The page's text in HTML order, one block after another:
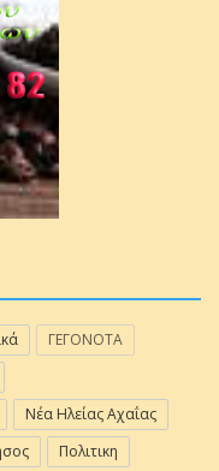
ΓΕΓΟΝΟΤΑ
Νέα Ηλείας Αχαΐας
Πολιτικη